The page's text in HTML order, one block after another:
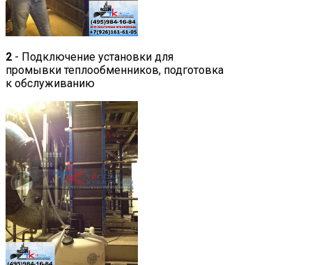
2 - Подключение установки для
промывки теплообменников, подготовка
к обслуживанию